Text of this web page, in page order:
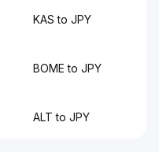
KAS to JPY
BOME to JPY
ALT to JPY